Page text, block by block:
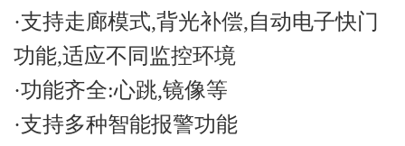
·支持走廊模式,背光补偿,自动电子快门
功能,适应不同监控环境
·功能齐全:心跳,镜像等
·支持多种智能报警功能